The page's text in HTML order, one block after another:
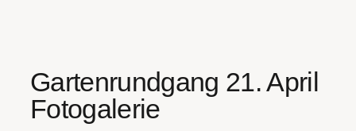
Gartenrundgang 21. April
Fotogalerie